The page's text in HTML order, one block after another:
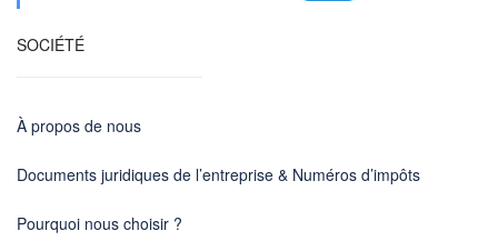
SOCIÉTÉ
À propos de nous
Documents juridiques de l’entreprise & Numéros d’impôts
Pourquoi nous choisir ?